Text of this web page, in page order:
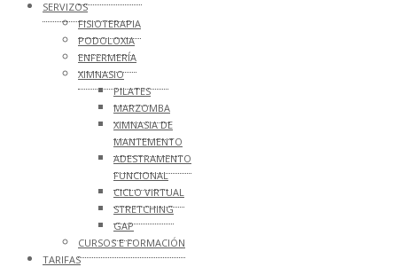
SERVIZOS
FISIOTERAPIA
PODOLOXIA
ENFERMERÍA
XIMNASIO
PILATES
MARZOMBA
XIMNASIA DE
MANTEMENTO
ADESTRAMENTO
FUNCIONAL
CICLO VIRTUAL
STRETCHING
GAP
CURSOS E FORMACIÓN
TARIFAS